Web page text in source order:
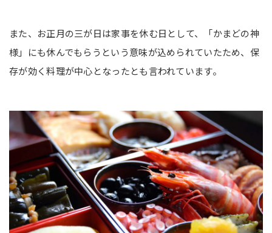
また、お正月の三が日は家事を休む日として、「かまどの神
様」にも休んでもらうという意味が込められていたため、保
存が効く料理が中心となったとも言われています。